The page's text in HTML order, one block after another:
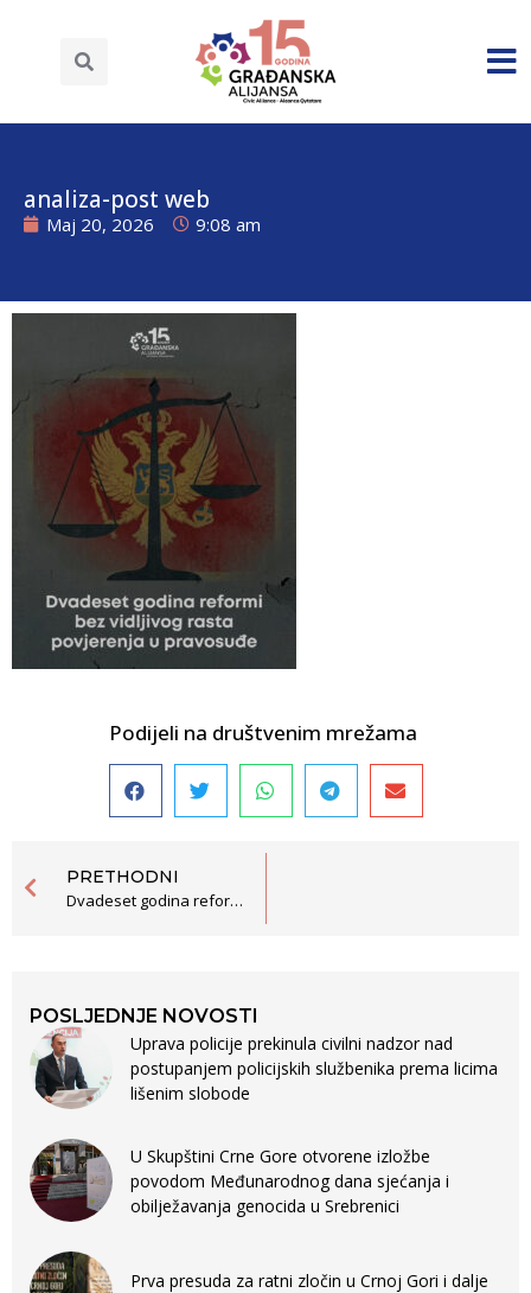
analiza-post web
Maj 20, 2026 9:08 am
Podijeli na društvenim mrežama
PRETHODNI
Dvadeset godina reformi bez vidljivoh rasta povjerenja u pravosuđe
POSLJEDNJE NOVOSTI
Uprava policije prekinula civilni nadzor nad
postupanjem policijskih službenika prema licima
lišenim slobode
U Skupštini Crne Gore otvorene izložbe
povodom Međunarodnog dana sjećanja i
obilježavanja genocida u Srebrenici
Prva presuda za ratni zločin u Crnoj Gori i dalje